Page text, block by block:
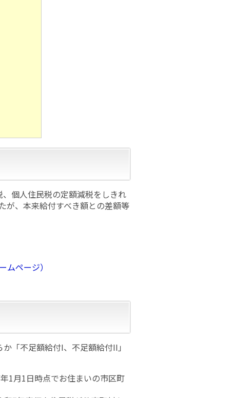
個人住民税の定額減税をしきれ
が、本来給付すべき額との差額等
ページ）
「不足額給付I、不足額給付II」
1月1日時点でお住まいの市区町